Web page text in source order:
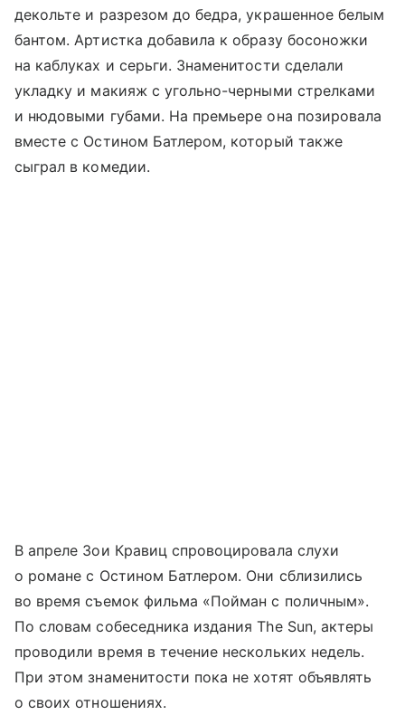
декольте и разрезом до бедра, украшенное белым
бантом. Артистка добавила к образу босоножки
на каблуках и серьги. Знаменитости сделали
укладку и макияж с угольно-черными стрелками
и нюдовыми губами. На премьере она позировала
вместе с Остином Батлером, который также
сыграл в комедии.
В апреле Зои Кравиц спровоцировала слухи
о романе с Остином Батлером. Они сблизились
во время съемок фильма «Пойман с поличным».
По словам собеседника издания The Sun, актеры
проводили время в течение нескольких недель.
При этом знаменитости пока не хотят объявлять
о своих отношениях.